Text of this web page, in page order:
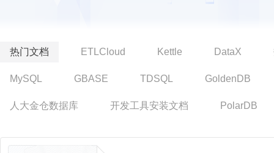
热门文档 ETLCloud Kettle DataX
MySQL GBASE TDSQL GoldenDB
人大金仓数据库 开发工具安装文档 PolarDB